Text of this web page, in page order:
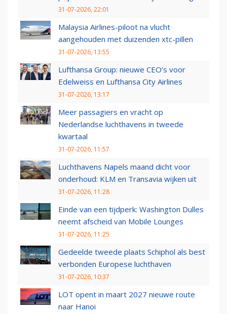
31-07-2026, 22:01
Malaysia Airlines-piloot na vlucht
aangehouden met duizenden xtc-pillen
31-07-2026, 13:55
Lufthansa Group: nieuwe CEO’s voor
Edelweiss en Lufthansa City Airlines
31-07-2026, 13:17
Meer passagiers en vracht op
Nederlandse luchthavens in tweede
kwartaal
31-07-2026, 11:57
Luchthavens Napels maand dicht voor
onderhoud: KLM en Transavia wijken uit
31-07-2026, 11:28
Einde van een tijdperk: Washington Dulles
neemt afscheid van Mobile Lounges
31-07-2026, 11:25
Gedeelde tweede plaats Schiphol als best
verbonden Europese luchthaven
31-07-2026, 10:37
LOT opent in maart 2027 nieuwe route
naar Hanoi